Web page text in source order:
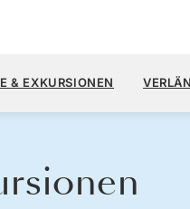
nach Vancouver
& EXKURSIONEN